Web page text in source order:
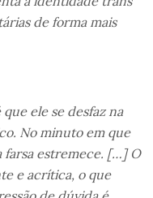
de forma mais
ele se desfaz na
No minuto em que
farsa estremece. […]O
e acrítica, o que